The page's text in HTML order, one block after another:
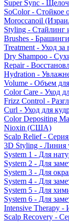
Super Sync -
SoColor - Стойкое
Moroccanoil
Styling - Стайлинг
Brushes -
Treatment - Уход
Dry Shampoo -
Repair -
Hydration -
Volume - Объем
Color Care - Уход
Frizz Control -
Curl - Уход для
Color Depositing
Nioxin (США)
Scalp Relief -
3D Styling - Линия
System 1 - Для
System 2 - Для
System 3 - Для
System 4 - Для
System 5 - Для
System 6 - Для
Intensive Therapy -
Scalp Recovery -